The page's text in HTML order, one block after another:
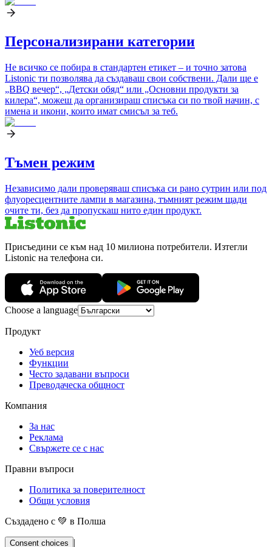
Персонализирани категории
Не всичко се побира в стандартен етикет – и точно затова
Listonic ти позволява да създаваш свои собствени. Дали ще е
„BBQ вечер“, „Детски обяд“ или „Основни продукти за
килера“, можеш да организираш списъка си по твой начин, с
имена и икони, които имат смисъл за теб.
Тъмен режим
Независимо дали проверяваш списъка си рано сутрин или под
флуоресцентните лампи в магазина, тъмният режим щади
очите ти, без да пропускаш нито един продукт.
Присъедини се към над 10 милиона потребители. Изтегли
Listonic на телефона си.
Choose a language
Продукт
Уеб версия
Функции
Често задавани въпроси
Преводаческа общност
Компания
За нас
Реклама
Свържете се с нас
Правни въпроси
Политика за поверителност
Общи условия
Създадено с 💚 в Полша
Consent choices |